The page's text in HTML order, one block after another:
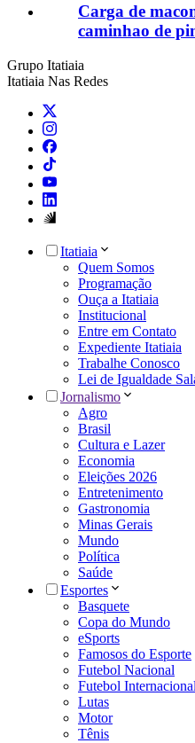
Carga de
caminhao de
Grupo Itatiaia
Itatiaia Nas Redes
Itatiaia
Quem Somos
Programação
Ouça a Itatiaia
Institucional
Entre em Contato
Expediente Itatiaia
Trabalhe Conosco
Lei de Igualdade
Jornalismo
Agro
Brasil
Cultura e Lazer
Economia
Eleições 2026
Entretenimento
Gastronomia
Minas Gerais
Mundo
Política
Saúde
Esportes
Basquete
Copa do Mundo
eSports
Famosos do Esporte
Futebol Nacional
Futebol Internacional
Lutas
Motor
Tênis